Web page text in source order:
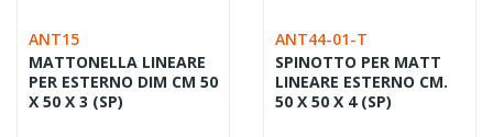
ANT15
MATTONELLA LINEARE
PER ESTERNO DIM CM 50
X 50 X 3 (SP)
ANT44-01-T
SPINOTTO PER MATT
LINEARE ESTERNO CM.
50 X 50 X 4 (SP)